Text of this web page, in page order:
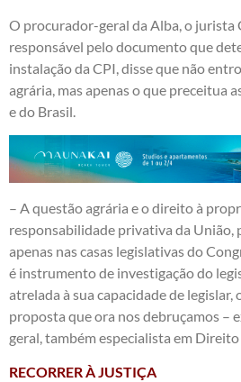
O procurador-geral da Alba, o jurista
responsável pelo documento que
instalação da CPI, disse que não
agrária, mas apenas o que preceitua
e do Brasil.
– A questão agrária e o direito à
responsabilidade privativa da União,
apenas nas casas legislativas do
é instrumento de investigação do
atrelada à sua capacidade de legislar,
proposta que ora nos debruçamos –
geral, também especialista em
RECORRER À JUSTIÇA